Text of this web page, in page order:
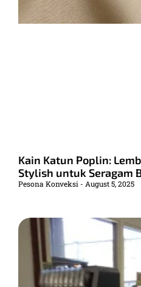
Kain Katun Poplin:
Stylish untuk Seragam
Pesona Konveksi August 5, 2025